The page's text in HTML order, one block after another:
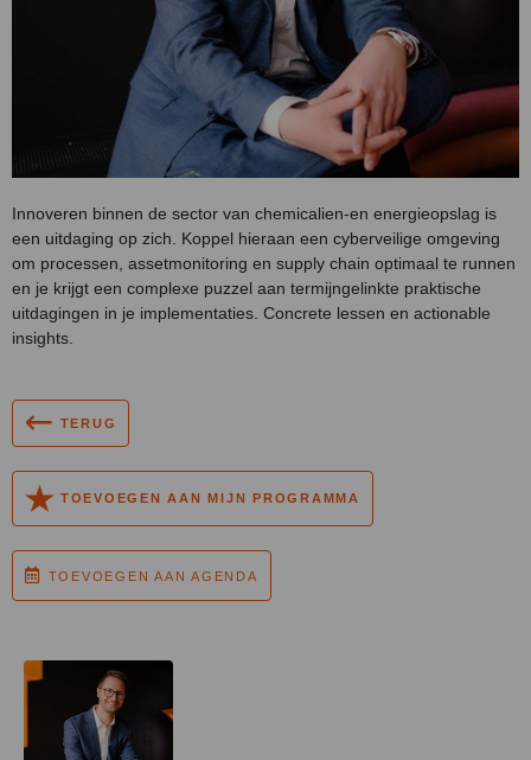
Innoveren binnen de sector van chemicalien-en energieopslag is
een uitdaging op zich. Koppel hieraan een cyberveilige omgeving
om processen, assetmonitoring en supply chain optimaal te runnen
en je krijgt een complexe puzzel aan termijngelinkte praktische
uitdagingen in je implementaties. Concrete lessen en actionable
insights.
TERUG
TOEVOEGEN AAN MIJN PROGRAMMA
TOEVOEGEN AAN AGENDA